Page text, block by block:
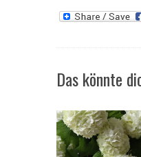
Das könnte